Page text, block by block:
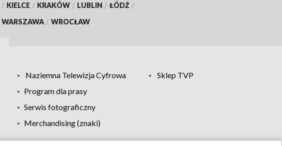
/ KIELCE / KRAKÓW / LUBLIN / ŁÓDŹ /
WARSZAWA / WROCŁAW
Naziemna Telewizja Cyfrowa
Sklep TVP
Program dla prasy
Serwis fotograficzny
Merchandising (znaki)